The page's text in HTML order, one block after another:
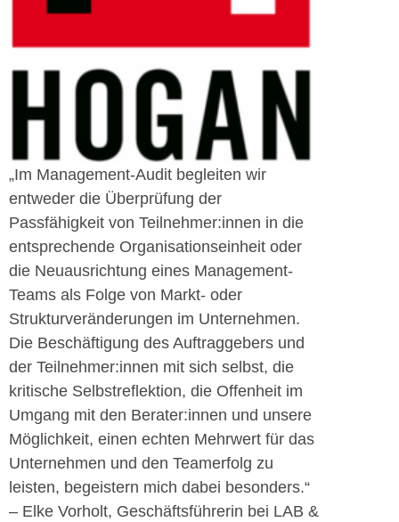
„Im Management-Audit begleiten wir
entweder die Überprüfung der
Passfähigkeit von Teilnehmer:innen in die
entsprechende Organisationseinheit oder
die Neuausrichtung eines Management-
Teams als Folge von Markt- oder
Strukturveränderungen im Unternehmen.
Die Beschäftigung des Auftraggebers und
der Teilnehmer:innen mit sich selbst, die
kritische Selbstreflektion, die Offenheit im
Umgang mit den Berater:innen und unsere
Möglichkeit, einen echten Mehrwert für das
Unternehmen und den Teamerfolg zu
leisten, begeistern mich dabei besonders.“
– Elke Vorholt, Geschäftsführerin bei LAB &